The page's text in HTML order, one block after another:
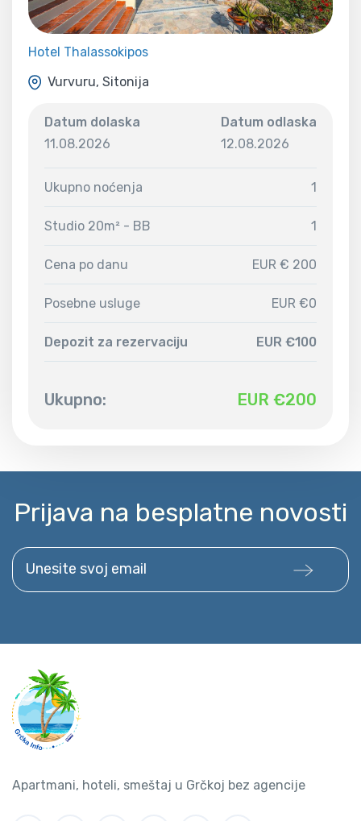
Hotel Thalassokipos
Vurvuru, Sitonija
Datum dolaska
11.08.2026
Datum odlaska
12.08.2026
Ukupno noćenja 1
Studio 20m² - BB 1
Cena po danu EUR € 200
Posebne usluge EUR €0
Depozit za rezervaciju EUR €100
Ukupno: EUR €200
Prijava na besplatne novosti
Unesite svoj email
Apartmani, hoteli, smeštaj u Grčkoj bez agencije